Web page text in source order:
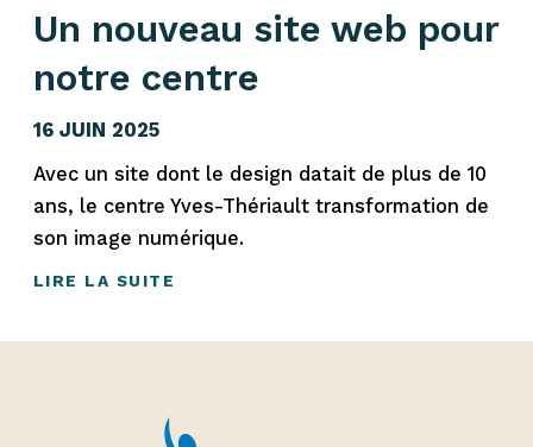
Un nouveau site web pour
notre centre
16 JUIN 2025
Avec un site dont le design datait de plus de 10
ans, le centre Yves-Thériault transformation de
son image numérique.
LIRE LA SUITE